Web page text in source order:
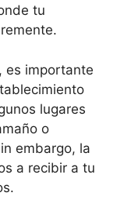
tu
es importante
lugares
o
embargo, la
a recibir a tu